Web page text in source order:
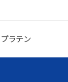
プラテン